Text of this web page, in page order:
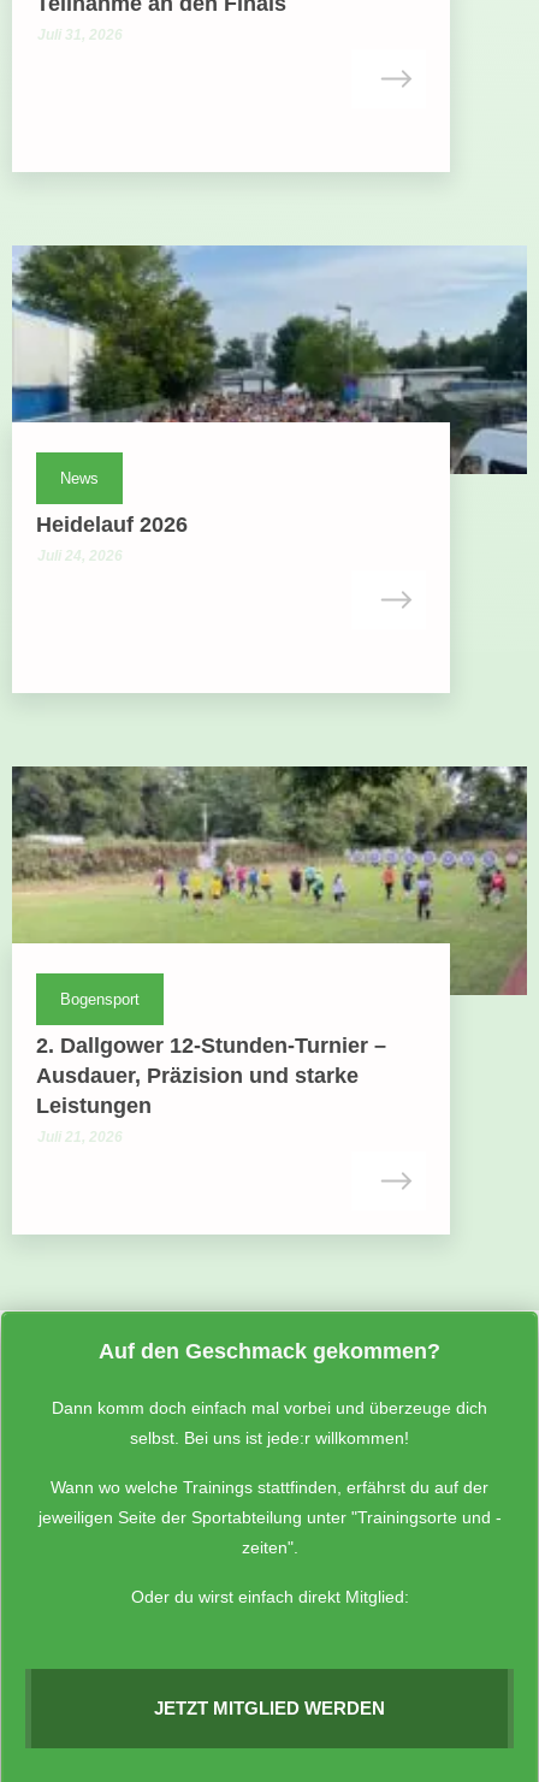
Juli 31, 2026
News
Heidelauf 2026
Juli 24, 2026
Bogensport
2. Dallgower 12-Stunden-Turnier –
Ausdauer, Präzision und starke
Leistungen
Juli 21, 2026
Auf den Geschmack gekommen?
Dann komm doch einfach mal vorbei und überzeuge dich
selbst. Bei uns ist jede:r willkommen!
Wann wo welche Trainings stattfinden, erfährst du auf der
jeweiligen Seite der Sportabteilung unter "Trainingsorte und -
zeiten".
Oder du wirst einfach direkt Mitglied:
JETZT MITGLIED WERDEN